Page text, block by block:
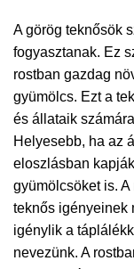
A görög teknősök
fogyasztanak. Ez
rostban gazdag
gyümölcs. Ezt a
és állataik
Helyesebb, ha az
eloszlásban
gyümölcsöket is.
teknős igényeinek
igénylik a
nevezünk. A